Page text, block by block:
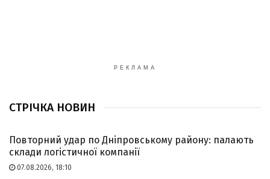
РЕКЛАМА
СТРІЧКА НОВИН
Повторний удар по Дніпровському району: палають
склади логістичної компанії
07.08.2026, 18:10